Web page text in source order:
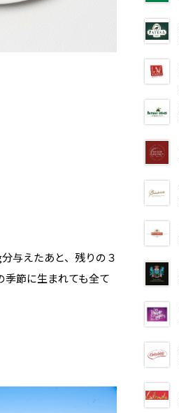
与えたあと、残りの３
節に生まれても全て